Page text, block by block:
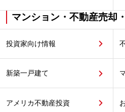
マンション・不動産売却
投資家向け情報
新築一戸建て
アメリカ不動産投資